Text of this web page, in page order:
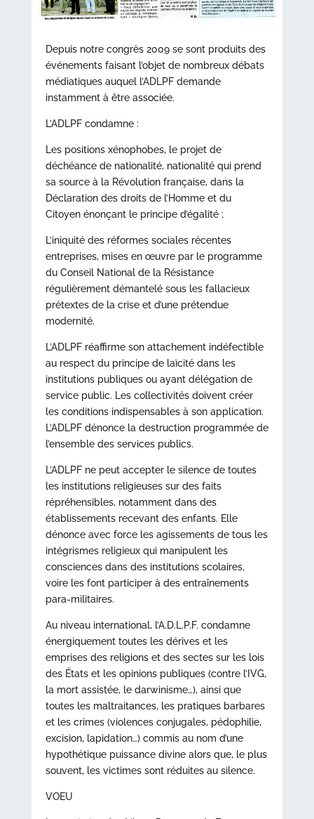
Depuis notre congrès 2009 se sont produits des
événements faisant l’objet de nombreux débats
médiatiques auquel l’ADLPF demande
instamment à être associée.
L’ADLPF condamne :
Les positions xénophobes, le projet de
déchéance de nationalité, nationalité qui prend
sa source à la Révolution française, dans la
Déclaration des droits de l’Homme et du
Citoyen énonçant le principe d’égalité ;
L’iniquité des réformes sociales récentes
entreprises, mises en œuvre par le programme
du Conseil National de la Résistance
régulièrement démantelé sous les fallacieux
prétextes de la crise et d’une prétendue
modernité.
L’ADLPF réaffirme son attachement indéfectible
au respect du principe de laïcité dans les
institutions publiques ou ayant délégation de
service public. Les collectivités doivent créer
les conditions indispensables à son application.
L’ADLPF dénonce la destruction programmée de
l’ensemble des services publics.
L’ADLPF ne peut accepter le silence de toutes
les institutions religieuses sur des faits
répréhensibles, notamment dans des
établissements recevant des enfants. Elle
dénonce avec force les agissements de tous les
intégrismes religieux qui manipulent les
consciences dans des institutions scolaires,
voire les font participer à des entraînements
para-militaires.
Au niveau international, l’A.D.L.P.F. condamne
énergiquement toutes les dérives et les
emprises des religions et des sectes sur les lois
des États et les opinions publiques (contre l’IVG,
la mort assistée, le darwinisme…), ainsi que
toutes les maltraitances, les pratiques barbares
et les crimes (violences conjugales, pédophilie,
excision, lapidation…) commis au nom d’une
hypothétique puissance divine alors que, le plus
souvent, les victimes sont réduites au silence.
VOEU